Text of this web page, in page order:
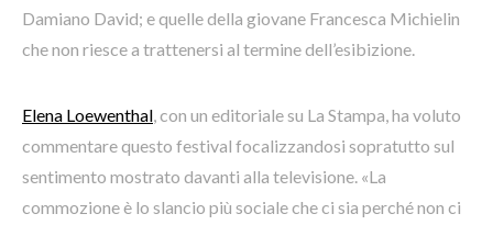
Damiano David; e quelle della giovane Francesca Michielin
che non riesce a trattenersi al termine dell’esibizione.
Elena Loewenthal , con un editoriale su La Stampa, ha voluto
commentare questo festival focalizzandosi sopratutto sul
sentimento mostrato davanti alla televisione. «La
commozione è lo slancio più sociale che ci sia perché non ci